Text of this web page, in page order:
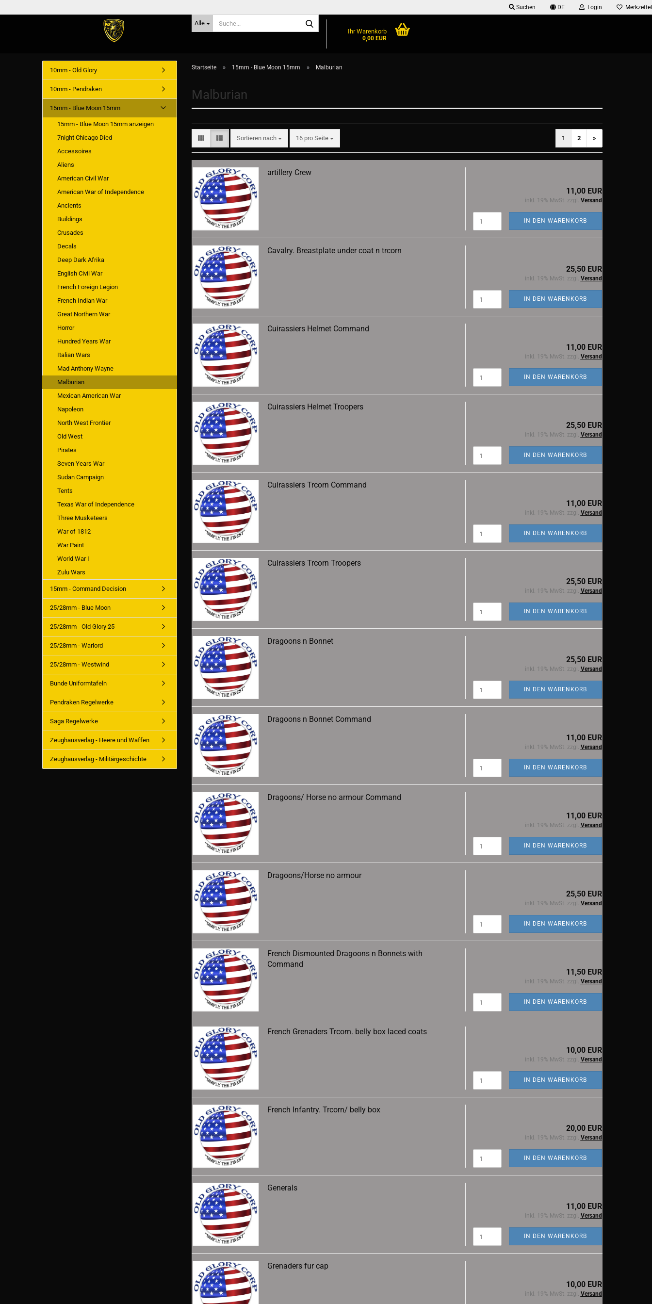
Suchen DE Login Merkzettel
Alle
Suche...
Ihr Warenkorb
0,00 EUR
Startseite » 15mm - Blue Moon 15mm » Malburian
Malburian
Sortieren nach
Sortieren nach 16 pro Seite
pro Seite 1 2 »
artillery Crew
11,00 EUR
inkl. 19% MwSt. zzgl. Versand
IN DEN WARENKORB
Cavalry. Breastplate under coat n trcorn
25,50 EUR
inkl. 19% MwSt. zzgl. Versand
IN DEN WARENKORB
Cuirassiers Helmet Command
11,00 EUR
inkl. 19% MwSt. zzgl. Versand
IN DEN WARENKORB
Cuirassiers Helmet Troopers
25,50 EUR
inkl. 19% MwSt. zzgl. Versand
IN DEN WARENKORB
Cuirassiers Trcorn Command
11,00 EUR
inkl. 19% MwSt. zzgl. Versand
IN DEN WARENKORB
Cuirassiers Trcorn Troopers
25,50 EUR
inkl. 19% MwSt. zzgl. Versand
IN DEN WARENKORB
Dragoons n Bonnet
25,50 EUR
inkl. 19% MwSt. zzgl. Versand
IN DEN WARENKORB
Dragoons n Bonnet Command
11,00 EUR
inkl. 19% MwSt. zzgl. Versand
IN DEN WARENKORB
Dragoons/ Horse no armour Command
11,00 EUR
inkl. 19% MwSt. zzgl. Versand
IN DEN WARENKORB
Dragoons/Horse no armour
25,50 EUR
inkl. 19% MwSt. zzgl. Versand
IN DEN WARENKORB
French Dismounted Dragoons n Bonnets with
Command
11,50 EUR
inkl. 19% MwSt. zzgl. Versand
IN DEN WARENKORB
French Grenaders Trcorn. belly box laced coats
10,00 EUR
inkl. 19% MwSt. zzgl. Versand
IN DEN WARENKORB
French Infantry. Trcorn/ belly box
20,00 EUR
inkl. 19% MwSt. zzgl. Versand
IN DEN WARENKORB
Generals
11,00 EUR
inkl. 19% MwSt. zzgl. Versand
IN DEN WARENKORB
Grenaders fur cap
10,00 EUR
inkl. 19% MwSt. zzgl. Versand
10mm - Old Glory
10mm - Pendraken
15mm - Blue Moon 15mm
15mm - Blue Moon 15mm anzeigen
7night Chicago Died
Accessoires
Aliens
American Civil War
American War of Independence
Ancients
Buildings
Crusades
Decals
Deep Dark Afrika
English Civil War
French Foreign Legion
French Indian War
Great Northern War
Horror
Hundred Years War
Italian Wars
Mad Anthony Wayne
Malburian
Mexican American War
Napoleon
North West Frontier
Old West
Pirates
Seven Years War
Sudan Campaign
Tents
Texas War of Independence
Three Musketeers
War of 1812
War Paint
World War I
Zulu Wars
15mm - Command Decision
25/28mm - Blue Moon
25/28mm - Old Glory 25
25/28mm - Warlord
25/28mm - Westwind
Bunde Uniformtafeln
Pendraken Regelwerke
Saga Regelwerke
Zeughausverlag - Heere und Waffen
Zeughausverlag - Militärgeschichte